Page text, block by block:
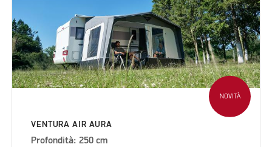
NOVITÀ
VENTURA AIR AURA
Profondità: 250 cm